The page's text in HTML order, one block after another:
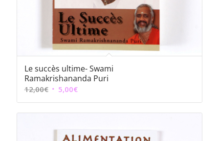
Le succès ultime- Swami
Ramakrishananda Puri
12,00€ Le
prix
initial
12,00€.
5,00€Le
prix
actuel
5,00€.